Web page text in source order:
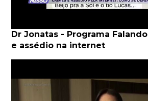
Dr Jonatas - Programa
e assédio na internet